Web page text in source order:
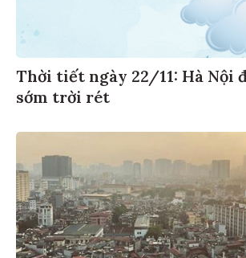
Thời tiết ngày 22/11: Hà Nội
sớm trời rét